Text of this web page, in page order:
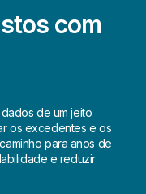
com
de um jeito
os excedentes e os
para anos de
e reduzir